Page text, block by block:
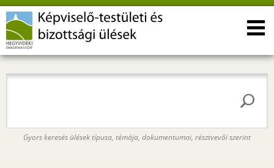
Gyors keresés ülések típusa, témája, dokumentumai, résztvevői szerint